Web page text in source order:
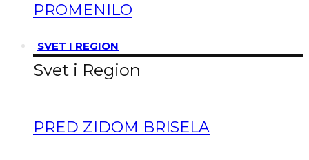
PROMENILO
SVET I REGION
Svet i Region
PRED ZIDOM BRISELA